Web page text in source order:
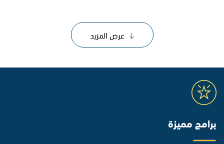
عرض المزيد
برامج مميزة